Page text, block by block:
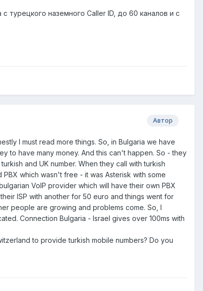
турецкого наземного Caller ID, до 60 каналов и с
Автор
I must read more things. So, in Bulgaria we have
to have many money. And this can't happen. So - they
and UK number. When they call with turkish
which wasn't free - it was Asterisk with some
VoIP provider which will have their own PBX
ISP with another for 50 euro and things went for
people are growing and problems come. So, I
Connection Bulgaria - Israel gives over 100ms with
to provide turkish mobile numbers? Do you